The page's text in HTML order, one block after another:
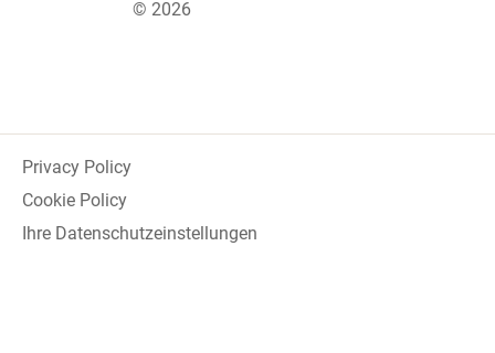
© 2026
Privacy Policy
Cookie Policy
Ihre Datenschutzeinstellungen